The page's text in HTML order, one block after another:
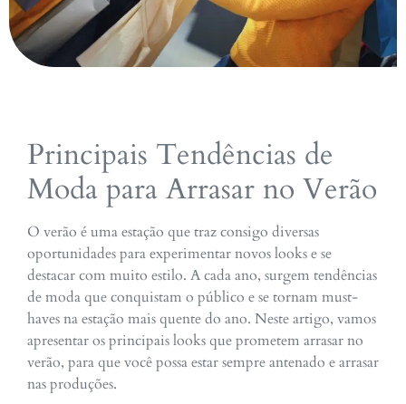
Principais Tendências de
Moda para Arrasar no Verão
O verão é uma estação que traz consigo diversas
oportunidades para experimentar novos looks e se
destacar com muito estilo. A cada ano, surgem tendências
de moda que conquistam o público e se tornam must-
haves na estação mais quente do ano. Neste artigo, vamos
apresentar os principais looks que prometem arrasar no
verão, para que você possa estar sempre antenado e arrasar
nas produções.